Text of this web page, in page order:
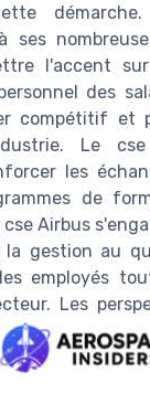
ses
l'accent
des
compétitif et
Le cse
les
de
cse Airbus
la gestion au
employés
Les
optimisme
succès actuels.